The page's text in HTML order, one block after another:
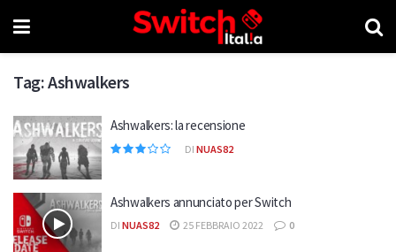
Tag:Ashwalkers
Ashwalkers: la recensione
DI NUAS82
Ashwalkers annunciato per Switch
DI NUAS82 25 FEBBRAIO 2022 0